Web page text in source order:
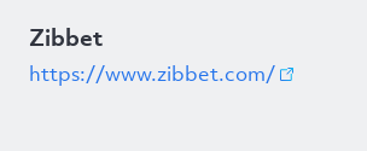
Zibbet
https://www.zibbet.com/